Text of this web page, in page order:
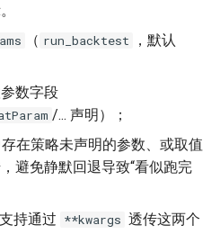
（ run_backtest ，默认
数字段
/... 声明）；
在策略未声明的参数、或取值
避免静默回退导致“看似跑完
持通过 **kwargs 透传这两个